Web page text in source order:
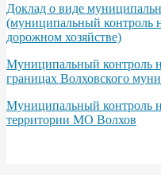
Доклад о виде
(муниципальный контроль
дорожном хозяйстве)
Муниципальный контроль
границах Волховского
Муниципальный контроль
территории МО Волхов